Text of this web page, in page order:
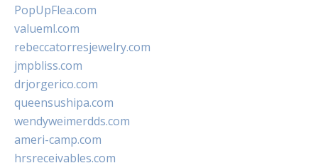
PopUpFlea.com
valueml.com
rebeccatorresjewelry.com
jmpbliss.com
drjorgerico.com
queensushipa.com
wendyweimerdds.com
ameri-camp.com
hrsreceivables.com